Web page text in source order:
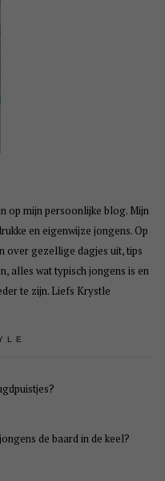
op mijn persoonlijke blog. Mijn
en eigenwijze jongens. Op
over gezellige dagjes uit, tips
alles wat typisch jongens is en
te zijn. Liefs Krystle
de baard in de keel?